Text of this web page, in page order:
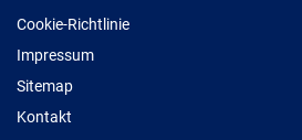
Cookie-Richtlinie
Impressum
Sitemap
Kontakt